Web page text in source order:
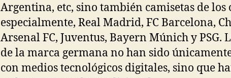
Argentina, etc, sino también camisetas de los
especialmente, Real Madrid, FC Barcelona,
Arsenal FC, Juventus, Bayern Múnich y PSG.
de la marca germana no han sido
con medios tecnológicos digitales, sino que